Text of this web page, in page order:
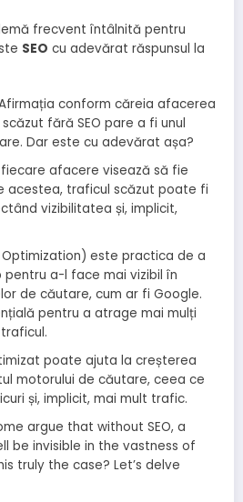
frecvent întâlnită pentru
SEO cu adevărat răspunsul la
conform căreia afacerea
fără SEO pare a fi unul
Dar este cu adevărat așa?
afacere visează să fie
acestea, traficul scăzut poate fi
vizibilitatea și, implicit,
Optimization) este practica de a
a-l face mai vizibil în
de căutare, cum ar fi Google.
pentru a atrage mai mulți
poate ajuta la creșterea
motorului de căutare, ceea ce
și, implicit, mai mult trafic.
argue that without SEO, a
be invisible in the vastness of
truly the case? Let’s delve